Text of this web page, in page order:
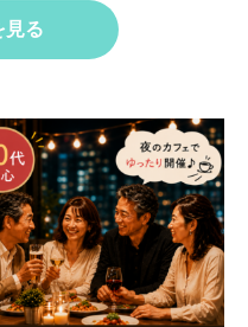
見る